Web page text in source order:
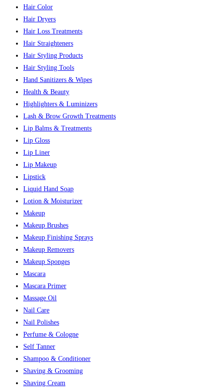
Hair Color
Hair Dryers
Hair Loss Treatments
Hair Straighteners
Hair Styling Products
Hair Styling Tools
Hand Sanitizers & Wipes
Health & Beauty
Highlighters & Luminizers
Lash & Brow Growth Treatments
Lip Balms & Treatments
Lip Gloss
Lip Liner
Lip Makeup
Lipstick
Liquid Hand Soap
Lotion & Moisturizer
Makeup
Makeup Brushes
Makeup Finishing Sprays
Makeup Removers
Makeup Sponges
Mascara
Mascara Primer
Massage Oil
Nail Care
Nail Polishes
Perfume & Cologne
Self Tanner
Shampoo & Conditioner
Shaving & Grooming
Shaving Cream